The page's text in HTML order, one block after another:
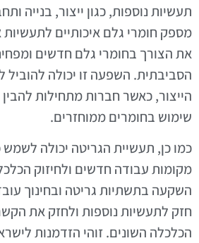
תעשיות נוספות, כגון ייצור, בנייה
מספק חומרי גלם איכותיים
את הצורך בחומרי גלם חדשים
הסביבתית. השפעה זו יכולה להוביל
הייצור, כאשר חברות מתחילות
שימוש בחומרים ממוחזרים.
כמו כן, תעשיית הגריטה יכולה לשמש
מקומות עבודה חדשים ולחיזוק
השקעה בתשתיות גריטה ובחינוך
חזק לתעשיות נוספות ולחזק את
הכלכלה השונים. זוהי הזדמנות